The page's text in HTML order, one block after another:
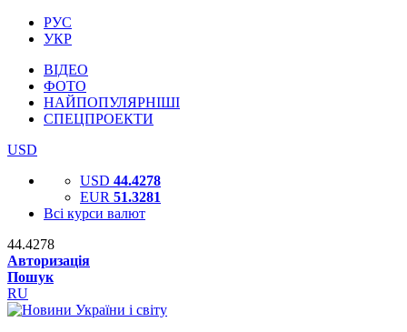
РУС
УКР
ВІДЕО
ФОТО
НАЙПОПУЛЯРНІШІ
СПЕЦПРОЕКТИ
USD
USD 44.4278
EUR 51.3281
Всі курси валют
44.4278
Авторизація
Пошук
RU